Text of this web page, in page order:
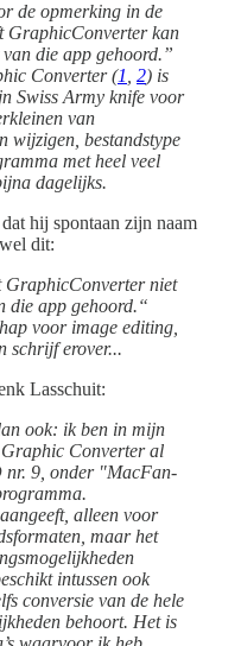
de opmerking in de
GraphicConverter kan
die app gehoord.”
Converter (1, 2) is
Swiss Army knife voor
van
wijzigen, bestandstype
met heel veel
dagelijks.
hij spontaan zijn naam
dit:
GraphicConverter niet
die app gehoord.“
voor image editing,
schrijf erover...
Lasschuit:
ook: ik ben in mijn
Converter al
nr. 9, onder "MacFan-
alleen voor
maar het
intussen ook
conversie van de hele
behoort. Het is